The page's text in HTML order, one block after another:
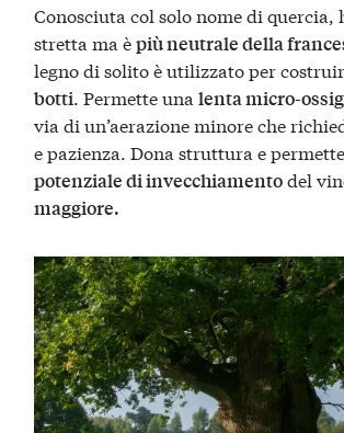
Conosciuta col solo nome di quercia,
stretta ma èpiù neutrale della
legno di solito è utilizzato per
botti. Permette unalenta micro-
via di un’aerazione minore che
e pazienza. Dona struttura e
potenziale di invecchiamentodel
maggiore.